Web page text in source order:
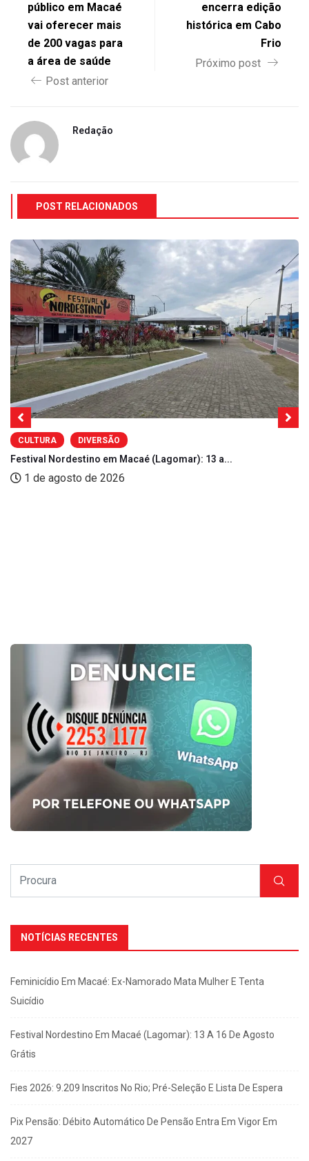
público em Macaé
vai oferecer mais
de 200 vagas para
a área de saúde
Post anterior
encerra edição
histórica em Cabo
Frio
Próximo post
Redação
POST RELACIONADOS
CULTURA DIVERSÃO
Festival Nordestino em Macaé (Lagomar): 13 a...
1 de agosto de 2026
NOTÍCIAS RECENTES
Feminicídio Em Macaé: Ex-Namorado Mata Mulher E Tenta
Suicídio
Festival Nordestino Em Macaé (Lagomar): 13 A 16 De Agosto
Grátis
Fies 2026: 9.209 Inscritos No Rio; Pré-Seleção E Lista De Espera
Pix Pensão: Débito Automático De Pensão Entra Em Vigor Em
2027